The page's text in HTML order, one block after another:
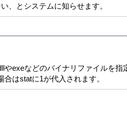
、とシステムに知らせます。
exeなどのバイナリファイルを指
はstatに1が代入されます。